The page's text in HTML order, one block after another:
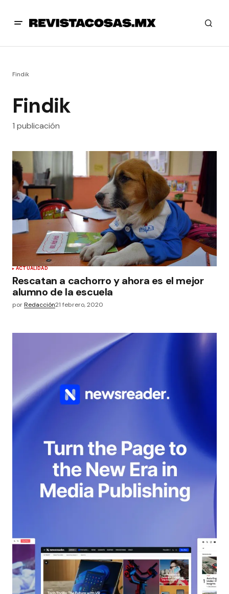
Findik
Findik
1 publicación
ACTUALIDAD
Rescatan a cachorro y ahora es el mejor
alumno de la escuela
porRedacción21 febrero, 2020